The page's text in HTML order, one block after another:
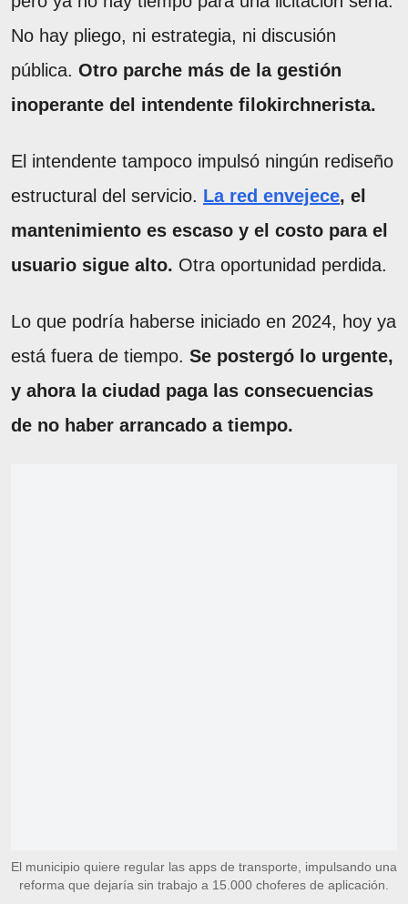
No hay pliego, ni estrategia, ni discusión
pública. Otro parche más de la gestión
inoperante del intendente filokirchnerista.
El intendente tampoco impulsó ningún rediseño
estructural del servicio. La red envejece, el
mantenimiento es escaso y el costo para el
usuario sigue alto. Otra oportunidad perdida.
Lo que podría haberse iniciado en 2024, hoy ya
está fuera de tiempo. Se postergó lo urgente,
y ahora la ciudad paga las consecuencias
de no haber arrancado a tiempo.
El municipio quiere regular las apps de transporte, impulsando una
reforma que dejaría sin trabajo a 15.000 choferes de aplicación.